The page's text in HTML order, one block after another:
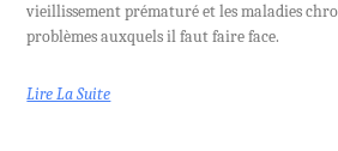
vieillissement prématuré et les maladies
problèmes auxquels il faut faire face.
Lire La Suite